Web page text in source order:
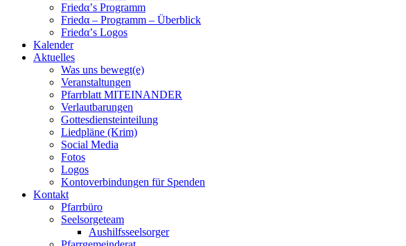
Friedα’s Programm
Friedα – Programm – Überblick
Friedα’s Logos
Kalender
Aktuelles
Was uns bewegt(e)
Veranstaltungen
Pfarrblatt MITEINANDER
Verlautbarungen
Gottesdiensteinteilung
Liedpläne (Krim)
Social Media
Fotos
Logos
Kontoverbindungen für Spenden
Kontakt
Pfarrbüro
Seelsorgeteam
Aushilfsseelsorger